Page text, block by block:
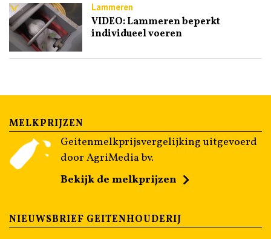
Lammeren
VIDEO: Lammeren beperkt
individueel voeren
MELKPRIJZEN
Geitenmelkprijsvergelijking uitgevoerd
door AgriMedia bv.
Bekijk de melkprijzen
NIEUWSBRIEF GEITENHOUDERIJ